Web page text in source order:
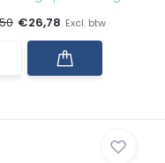
€26,78 Excl. btw